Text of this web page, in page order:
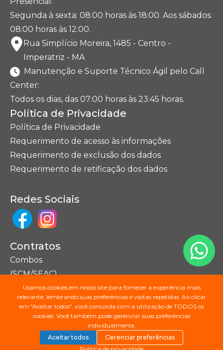
Usamos cookies em nosso site para fornecer a experiência mais
relevante, lembrando suas preferências e visitas repetidas. Ao clicar
em "Aceitar todos", você concorda com a utilização de TODOS os
cookies. Você também pode gerenciar suas preferências
individualmente.
Aceitar todos
Gerenciar preferências
Segunda à sexta: 08:00 horas às 18:00. Aos sábados:
08:00 horas às 12:00.
Rua Simplício Moreira, 1485 - Centro -
Imperatriz - MA
Manutenção e Suporte Técnico Ágil pelo Call
Center:
Todos os dias, das 07:00 horas às 23:45 horas.
Política de Privacidade
Política de Privacidade
Requerimento de acesso às informações
Requerimento de exclusão dos dados
Requerimento de retificação dos dados
Redes Sociais
Contratos
Combos
(SCM/SEAC)
Seções do Site
Mapa do Site